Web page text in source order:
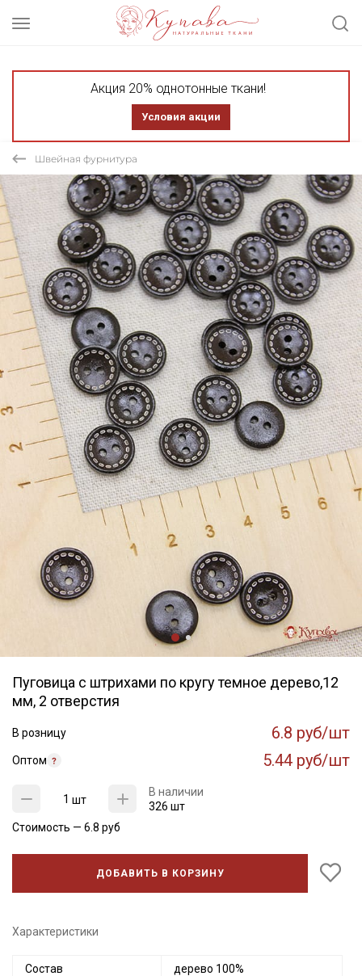
Акция 20% однотонные ткани!
Условия акции
Швейная фурнитура
Пуговица с штрихами по кругу темное дерево,12
мм, 2 отверстия
В розницу 6.8 руб/шт
Оптом 5.44 руб/шт
шт
В наличии
326 шт
Стоимость — 6.8 руб
ДОБАВИТЬ В КОРЗИНУ
Характеристики
Состав дерево 100%
Секретная рассылка от Купава
Мы публикуем здесь дополнительные